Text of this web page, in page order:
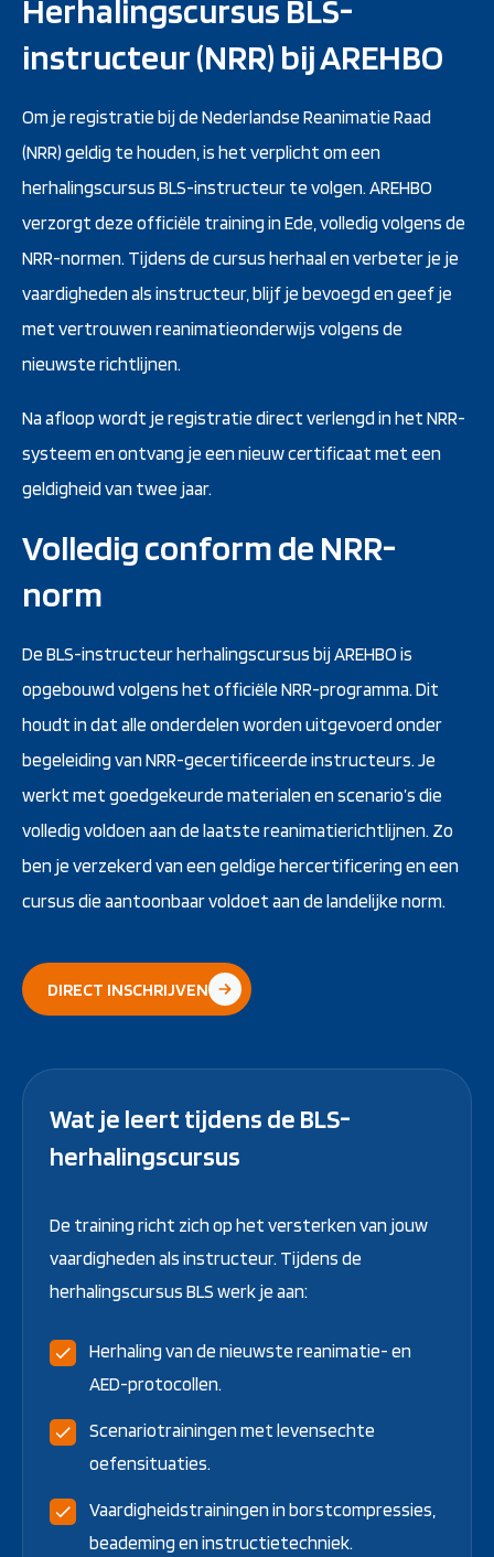
Herhalingscursus BLS-
instructeur (NRR) bij AREHBO
Om je registratie bij de Nederlandse Reanimatie Raad
(NRR) geldig te houden, is het verplicht om een
herhalingscursus BLS-instructeur te volgen. AREHBO
verzorgt deze officiële training in Ede, volledig volgens de
NRR-normen. Tijdens de cursus herhaal en verbeter je je
vaardigheden als instructeur, blijf je bevoegd en geef je
met vertrouwen reanimatieonderwijs volgens de
nieuwste richtlijnen.
Na afloop wordt je registratie direct verlengd in het NRR-
systeem en ontvang je een nieuw certificaat met een
geldigheid van twee jaar.
Volledig conform de NRR-
norm
De BLS-instructeur herhalingscursus bij AREHBO is
opgebouwd volgens het officiële NRR-programma. Dit
houdt in dat alle onderdelen worden uitgevoerd onder
begeleiding van NRR-gecertificeerde instructeurs. Je
werkt met goedgekeurde materialen en scenario’s die
volledig voldoen aan de laatste reanimatierichtlijnen. Zo
ben je verzekerd van een geldige hercertificering en een
cursus die aantoonbaar voldoet aan de landelijke norm.
DIRECT INSCHRIJVEN
Wat je leert tijdens de BLS-
herhalingscursus
De training richt zich op het versterken van jouw
vaardigheden als instructeur. Tijdens de
herhalingscursus BLS werk je aan:
Herhaling van de nieuwste reanimatie- en
AED-protocollen.
Scenariotrainingen met levensechte
oefensituaties.
Vaardigheidstrainingen in borstcompressies,
beademing en instructietechniek.